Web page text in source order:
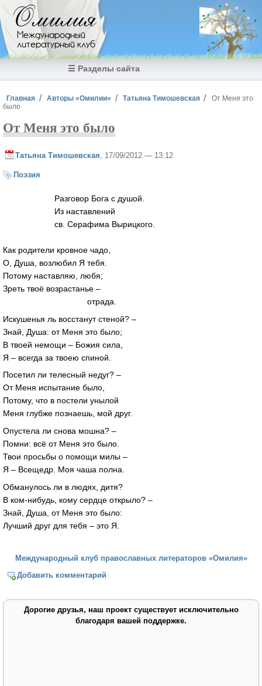
Перейти к основному содержанию
Омилия
Международный
литературный клуб
☰ Разделы сайта
Вы здесь
Главная Авторы «Омилии» Татьяна Тимошевская
От Меня это
было
От Меня это было
Татьяна Тимошевская , 17/09/2012 — 13:12
Поэзия
Разговор Бога с душой.
Из наставлений
св. Серафима Вырицкого.
Как родители кровное чадо,
О, Душа, возлюбил Я тебя.
Потому наставляю, любя;
Зреть твоё возрастанье –
отрада.
Искушенья ль восстанут стеной? –
Знай, Душа: от Меня это было;
В твоей немощи – Божия сила,
Я – всегда за твоею спиной.
Посетил ли телесный недуг? –
От Меня испытание было,
Потому, что в постели унылой
Меня глубже познаешь, мой друг.
Опустела ли снова мошна? –
Помни: всё от Меня это было.
Твои просьбы о помощи милы –
Я – Всещедр. Моя чаша полна.
Обманулось ли в людях, дитя?
В ком-нибудь, кому сердце открыло? –
Знай, Душа, от Меня это было:
Лучший друг для тебя – это Я.
Международный клуб православных литераторов «Омилия»
Добавить комментарий
Дорогие друзья, наш проект существует исключительно
благодаря вашей поддержке.